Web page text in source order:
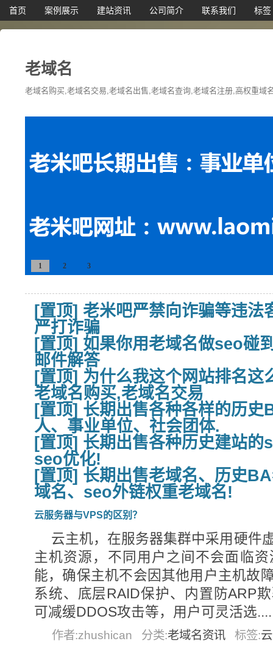
首页 案例展示 建站资讯 公司简介 联系我们 标签
老域名
老域名购买,老域名交易,老域名出售,老域名查询,老域名注册,高权重域
1 2 3
[置顶] 老米吧严禁向诈骗等违法
严打诈骗
[置顶] 如果你用老域名做seo碰
邮件解答
[置顶] 为什么我这个网站排名这
老域名购买,老域名交易
[置顶] 长期出售各种各样的历史
人、事业单位、社会团体.
[置顶] 长期出售各种历史建站的
seo优化!
[置顶] 长期出售老域名、历史
域名、seo外链权重老域名!
云服务器与VPS的区别？
云主机，在服务器集群中采用硬件
主机资源，不同用户之间不会面临
能，确保主机不会因其他用户主机故
系统、底层RAID保护、内置防ARP
可减缓DDOS攻击等，用户可灵活选
作者:zhushican 分类:老域名资讯 标签: